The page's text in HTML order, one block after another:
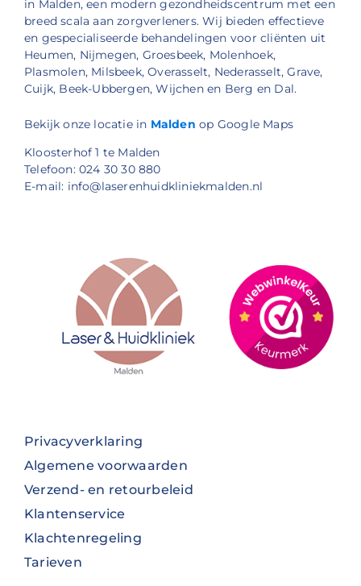
in Malden, een modern gezondheidscentrum met een
breed scala aan zorgverleners. Wij bieden effectieve
en gespecialiseerde behandelingen voor cliënten uit
Heumen, Nijmegen, Groesbeek, Molenhoek,
Plasmolen, Milsbeek, Overasselt, Nederasselt, Grave,
Cuijk, Beek-Ubbergen, Wijchen en Berg en Dal.
Bekijk onze locatie in Malden op Google Maps
Kloosterhof 1 te Malden
Telefoon: 024 30 30 880
E-mail: info@laserenhuidkliniekmalden.nl
Privacyverklaring
Algemene voorwaarden
Verzend- en retourbeleid
Klantenservice
Klachtenregeling
Tarieven